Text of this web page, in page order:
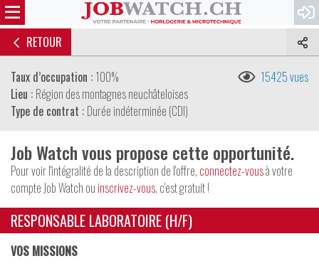
RETOUR
Taux d’occupation : 100%
Lieu : Région des montagnes neuchâteloises
Type de contrat : Durée indéterminée (CDI)
15425 vues
Job Watch vous propose cette opportunité.
Pour voir l'intégralité de la description de l'offre, connectez-vousà votre
compte Job Watch ou inscrivez-vous, c'est gratuit !
RESPONSABLE LABORATOIRE (H/F)
VOS MISSIONS